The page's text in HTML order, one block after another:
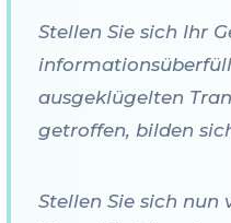
Stellen Sie sich Ihr
ausgeklügelten
getroffen, bilden
Stellen Sie sich nun